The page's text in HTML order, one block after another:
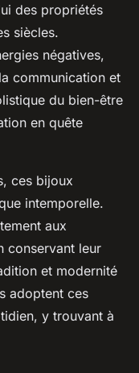
des propriétés
siècles.
négatives,
communication et
du bien-être
en quête
ces bijoux
intemporelle.
aux
conservant leur
et modernité
adoptent ces
y trouvant à